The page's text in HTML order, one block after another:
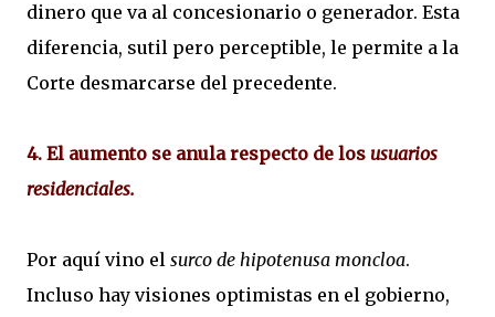
dinero que va al concesionario o generador. Esta
diferencia, sutil pero perceptible, le permite a la
Corte desmarcarse del precedente.
4. El aumento se anula respecto de los usuarios
residenciales.
Por aquí vino el surco de hipotenusa moncloa.
Incluso hay visiones optimistas en el gobierno,